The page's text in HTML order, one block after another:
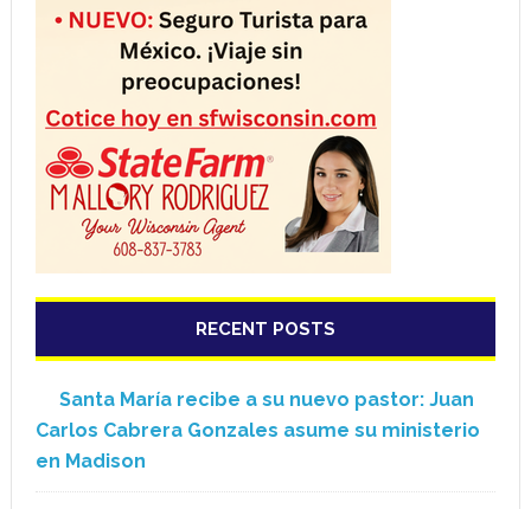
RECENT POSTS
Santa María recibe a su nuevo pastor: Juan
Carlos Cabrera Gonzales asume su ministerio
en Madison